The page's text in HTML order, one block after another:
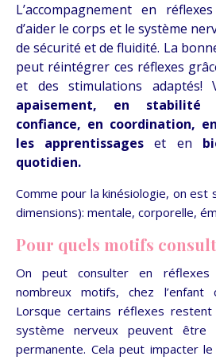
L’accompagnement en
d’aider le corps et le système
de sécurité et de fluidité. La
peut réintégrer ces réflexes
et des stimulations adaptés!
apaisement, en stabilité
confiance, en coordination,
les apprentissages et en
quotidien.
Comme pour la kinésiologie, on est
dimensions): mentale, corporelle,
Pour quels motifs
On peut consulter en réflexes
nombreux motifs, chez l’enfant
Lorsque certains réflexes
système nerveux peuvent être
permanente. Cela peut impacter